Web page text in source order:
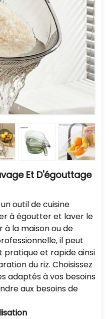
Et D'égouttage
outil de cuisine
à égoutter et laver le
à la maison ou de
il peut
et rapide ainsi
du riz. Choisissez
adaptés à vos besoins
aux besoins de